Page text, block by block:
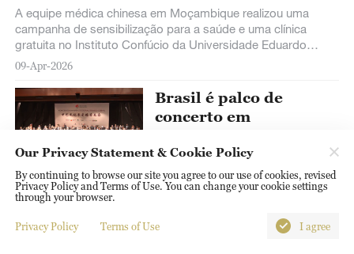
saúde em Moçambique
A equipe médica chinesa em Moçambique realizou uma
campanha de sensibilização para a saúde e uma clínica
gratuita no Instituto Confúcio da Universidade Eduardo
Mondlane, em Maputo.
09-Apr-2026
Brasil é palco de
concerto em
Cultural China-Brasil
Um concerto especial em celebração ao Ano Cultural China-
Brasil foi realizado na noite de 7 de abril (horário local) em
Brasília, capital do Brasil. Os músicos da Orquestra Sinfônica
Nacional da
09-Apr-2026
Our Privacy Statement & Cookie Policy
By continuing to browse our site you agree to our use of cookies, revised
Privacy Policy and Terms of Use. You can change your cookie settings
through your browser.
Privacy Policy Terms of Use I agree